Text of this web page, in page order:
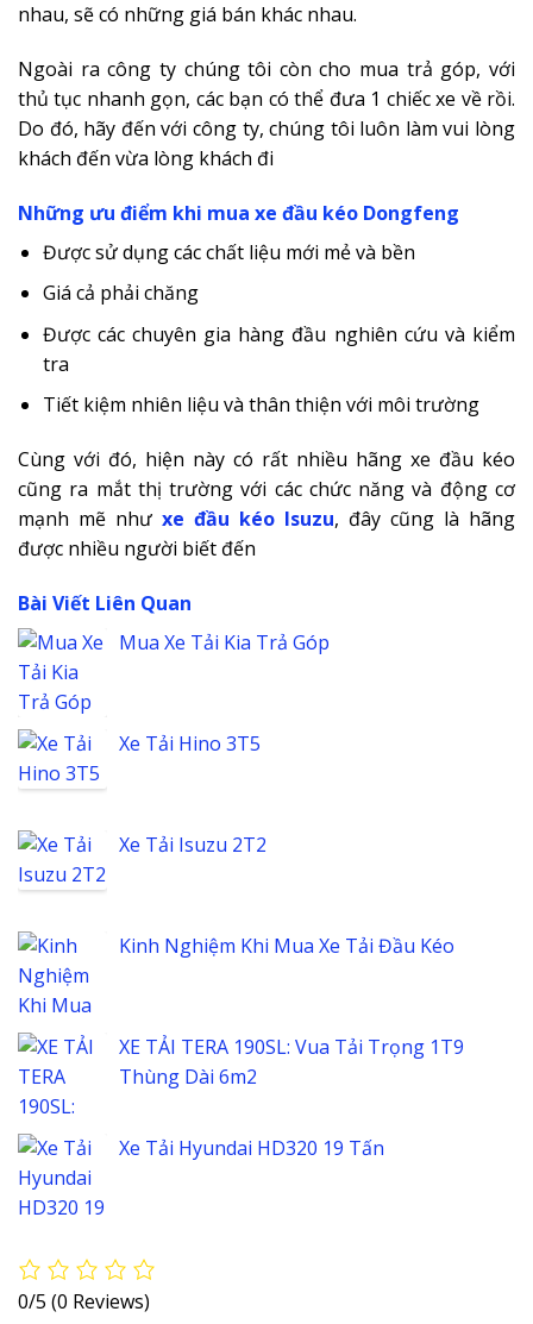
nhau, sẽ có những giá bán khác nhau.
Ngoài ra công ty chúng tôi còn cho mua trả góp, với
thủ tục nhanh gọn, các bạn có thể đưa 1 chiếc xe về rồi.
Do đó, hãy đến với công ty, chúng tôi luôn làm vui lòng
khách đến vừa lòng khách đi
Những ưu điểm khi mua xe đầu kéo Dongfeng
Được sử dụng các chất liệu mới mẻ và bền
Giá cả phải chăng
Được các chuyên gia hàng đầu nghiên cứu và kiểm
tra
Tiết kiệm nhiên liệu và thân thiện với môi trường
Cùng với đó, hiện này có rất nhiều hãng xe đầu kéo
cũng ra mắt thị trường với các chức năng và động cơ
mạnh mẽ như xe đầu kéo Isuzu, đây cũng là hãng
được nhiều người biết đến
Bài Viết Liên Quan
Mua Xe Tải Kia Trả Góp
Xe Tải Hino 3T5
Xe Tải Isuzu 2T2
Kinh Nghiệm Khi Mua Xe Tải Đầu Kéo
XE TẢI TERA 190SL: Vua Tải Trọng 1T9
Thùng Dài 6m2
Xe Tải Hyundai HD320 19 Tấn
0/5 (0 Reviews)